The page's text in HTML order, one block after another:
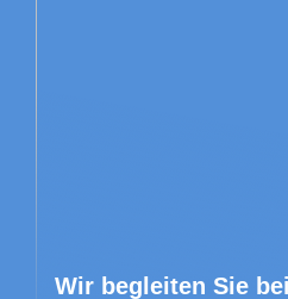
Wir begleiten Sie